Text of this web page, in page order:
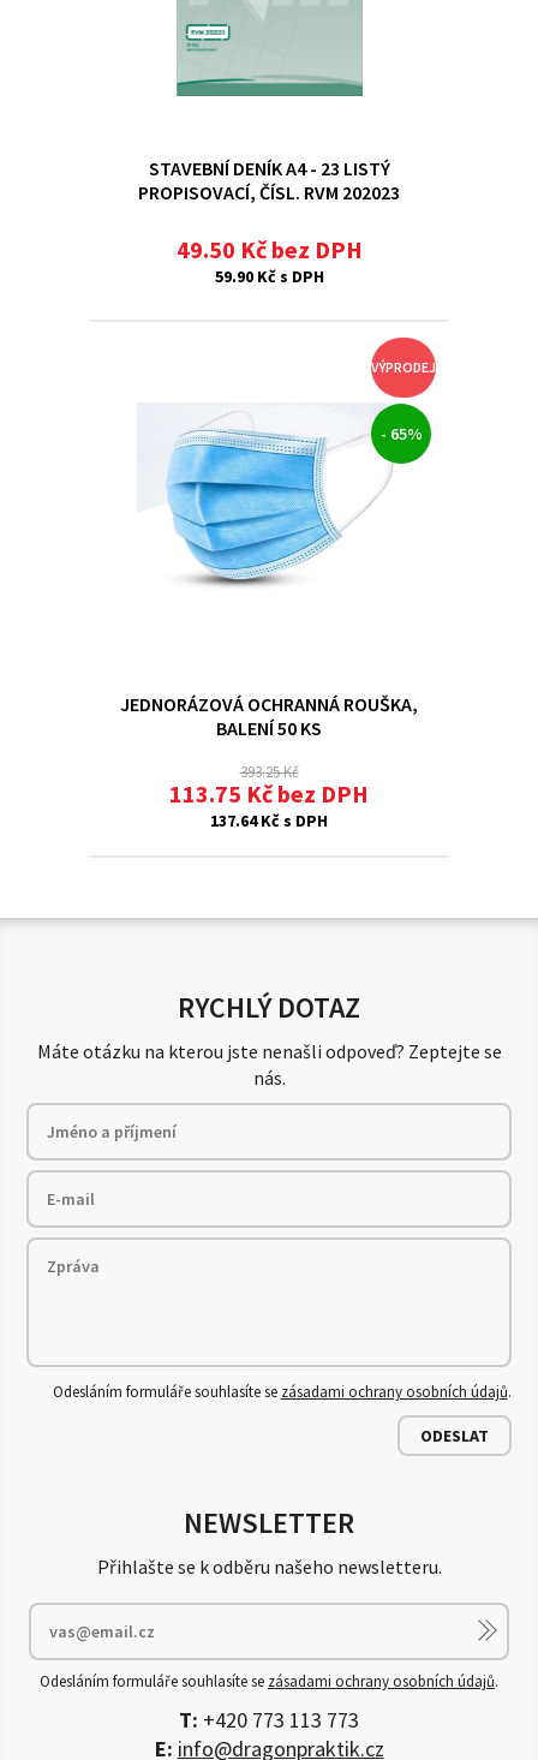
STAVEBNÍ DENÍK A4 - 23 LISTÝ
PROPISOVACÍ, ČÍSL. RVM 202023
49.50 Kč bez DPH
59.90 Kč s DPH
VÝPRODEJ
- 65%
JEDNORÁZOVÁ OCHRANNÁ ROUŠKA,
BALENÍ 50 KS
393.25 Kč
113.75 Kč bez DPH
137.64 Kč s DPH
RYCHLÝ DOTAZ
Máte otázku na kterou jste nenašli odpoveď? Zeptejte se
nás.
Odesláním formuláře souhlasíte se zásadami ochrany osobních údajů.
ODESLAT
NEWSLETTER
Přihlašte se k odběru našeho newsletteru.
Odesláním formuláře souhlasíte se zásadami ochrany osobních údajů.
T: +420 773 113 773
E: info@dragonpraktik.cz